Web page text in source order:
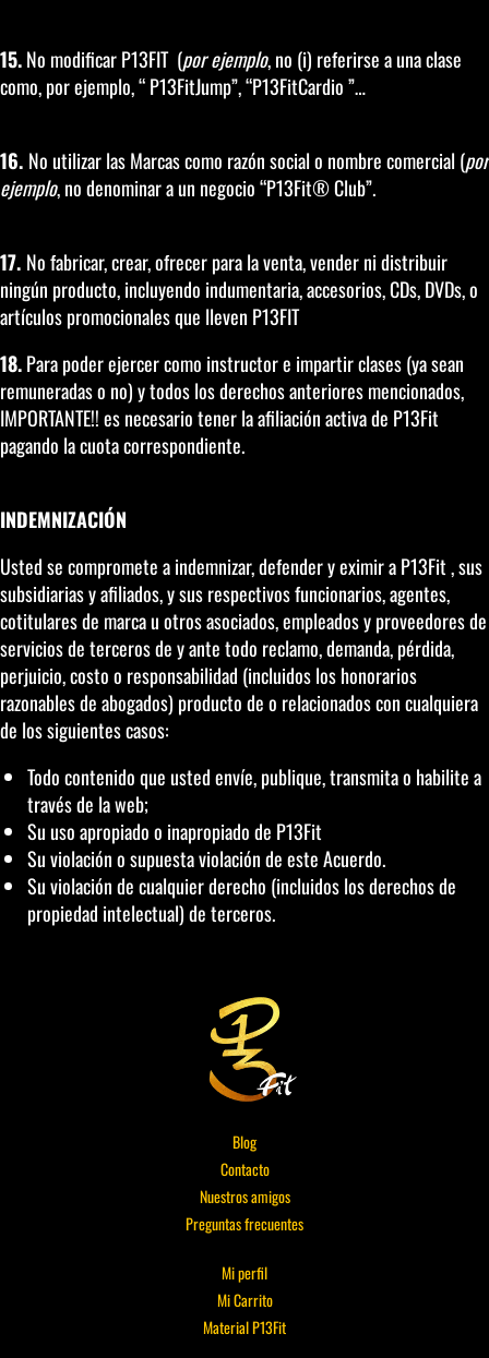
15.No modificar P13FIT (por ejemplo, no (i) referirse a una clase
como, por ejemplo, “ P13FitJump”, “P13FitCardio ”…
16. No utilizar las Marcas como razón social o nombre comercial (por
ejemplo, no denominar a un negocio “P13Fit® Club”.
17. No fabricar, crear, ofrecer para la venta, vender ni distribuir
ningún producto, incluyendo indumentaria, accesorios, CDs, DVDs, o
artículos promocionales que lleven P13FIT
18.Para poder ejercer como instructor e impartir clases (ya sean
remuneradas o no) y todos los derechos anteriores mencionados,
IMPORTANTE!! es necesario tener la afiliación activa de P13Fit
pagando la cuota correspondiente.
INDEMNIZACIÓN
Usted se compromete a indemnizar, defender y eximir a P13Fit , sus
subsidiarias y afiliados, y sus respectivos funcionarios, agentes,
cotitulares de marca u otros asociados, empleados y proveedores de
servicios de terceros de y ante todo reclamo, demanda, pérdida,
perjuicio, costo o responsabilidad (incluidos los honorarios
razonables de abogados) producto de o relacionados con cualquiera
de los siguientes casos:
Todo contenido que usted envíe, publique, transmita o habilite a
través de la web;
Su uso apropiado o inapropiado de P13Fit
Su violación o supuesta violación de este Acuerdo.
Su violación de cualquier derecho (incluidos los derechos de
propiedad intelectual) de terceros.
Blog
Contacto
Nuestros amigos
Preguntas frecuentes
Mi perfil
Mi Carrito
Material P13Fit